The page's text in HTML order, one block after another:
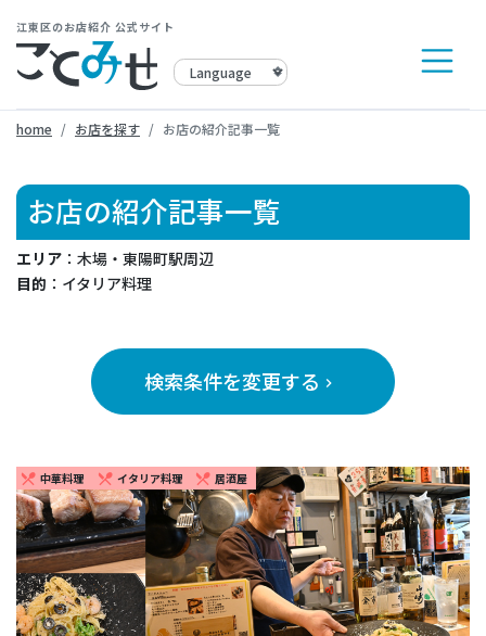
江東区のお店紹介 公式サイト
home お店を探す お店の紹介記事一覧
お店の紹介記事一覧
エリア ：木場・東陽町駅周辺
目的 ：イタリア料理
検索条件を変更する keyboard_arrow_right
restaurant_menu 中華料理 restaurant_menu イタリア料理 restaurant_menu 居酒屋